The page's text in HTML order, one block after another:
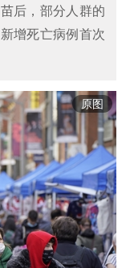
后，部分人群的
增死亡病例首次
原图